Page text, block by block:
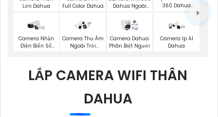
Lớn Dahua
Full Color Dahua
Dahua Ngoài
360 Dahua
Camera Nhận
Diện Biển Số
Camera Thu Âm
Ngoài Trời
Camera Dahua
Phân Biệt Người
Camera Ip AI
Dahua
LẮP CAMERA WIFI THÂN
DAHUA